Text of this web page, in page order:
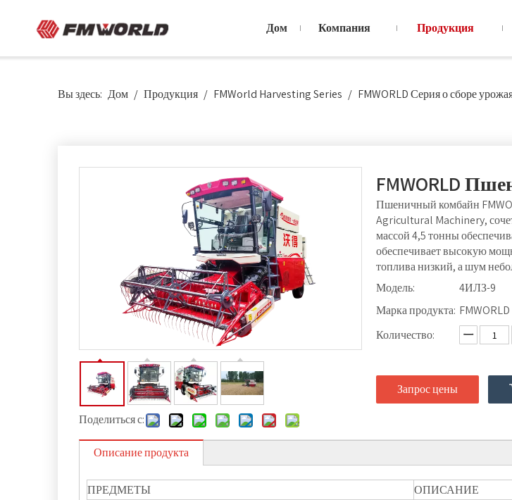
Дом Компания Продукция
Вы здесь: Дом / Продукция / FMWorld Harvesting Series / FMWORLD Серия о сборе
Поделиться с:
FMWORLD
Пшеничный комбайн
Agricultural Machinery,
массой 4,5 тонны
обеспечивает высокую
топлива низкий, а шум
Модель:
4ИЛЗ-9
Марка продукта: FMWORLD
Количество:
Запрос цены
Описание продукта
ПРЕДМЕТЫ
ОПИСАНИЕ